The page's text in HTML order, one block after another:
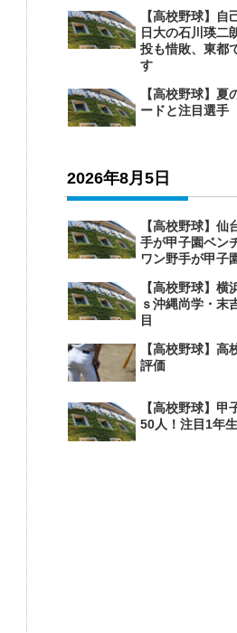
【高校野球】
日大の石川瑛二
投も惜敗、東都
す
【高校野球】
ードと注目選手
2026年8月5日
【高校野球】
手が甲子園ベン
ワン野手が甲子
【高校野球】横
ｓ沖縄尚学・末
目
【高校野球】
評価
【高校野球】
50人！注目1年